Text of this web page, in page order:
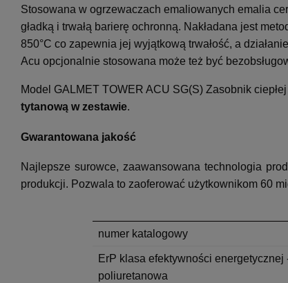
Stosowana w ogrzewaczach emaliowanych emalia
gładką i trwałą barierę ochronną. Nakładana jest
850°C co zapewnia jej wyjątkową trwałość, a
Acu opcjonalnie stosowana może też być
Model GALMET TOWER ACU SG(S) Zasobnik
tytanową w zestawie.
Gwarantowana jakość
Najlepsze surowce, zaawansowana technologia
produkcji. Pozwala to zaoferować użytkownikom 60
numer katalogowy
ErP klasa efektywności energetycznej
poliuretanowa